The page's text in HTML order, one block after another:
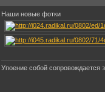
Наши новые фотки
Упоение собой сопровождается